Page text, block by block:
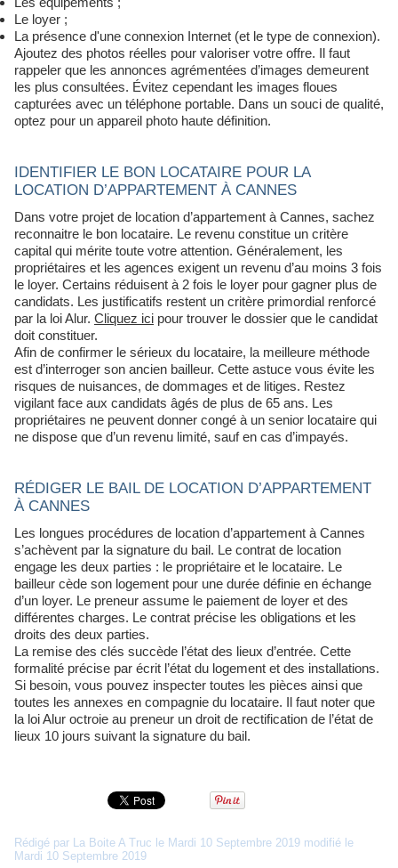
Le loyer ;
La présence d'une connexion Internet (et le type de connexion).
Ajoutez des photos réelles pour valoriser votre offre. Il faut
rappeler que les annonces agrémentées d’images demeurent
les plus consultées. Évitez cependant les images floues
capturées avec un téléphone portable. Dans un souci de qualité,
optez pour un appareil photo haute définition.
IDENTIFIER LE BON LOCATAIRE POUR LA
LOCATION D’APPARTEMENT À CANNES
Dans votre projet de location d’appartement à Cannes, sachez
reconnaitre le bon locataire. Le revenu constitue un critère
capital qui mérite toute votre attention. Généralement, les
propriétaires et les agences exigent un revenu d’au moins 3 fois
le loyer. Certains réduisent à 2 fois le loyer pour gagner plus de
candidats. Les justificatifs restent un critère primordial renforcé
par la loi Alur. Cliquez ici pour trouver le dossier que le candidat
doit constituer.
Afin de confirmer le sérieux du locataire, la meilleure méthode
est d’interroger son ancien bailleur. Cette astuce vous évite les
risques de nuisances, de dommages et de litiges. Restez
vigilant face aux candidats âgés de plus de 65 ans. Les
propriétaires ne peuvent donner congé à un senior locataire qui
ne dispose que d’un revenu limité, sauf en cas d’impayés.
RÉDIGER LE BAIL DE LOCATION D’APPARTEMENT
À CANNES
Les longues procédures de location d’appartement à Cannes
s’achèvent par la signature du bail. Le contrat de location
engage les deux parties : le propriétaire et le locataire. Le
bailleur cède son logement pour une durée définie en échange
d’un loyer. Le preneur assume le paiement de loyer et des
différentes charges. Le contrat précise les obligations et les
droits des deux parties.
La remise des clés succède l’état des lieux d’entrée. Cette
formalité précise par écrit l’état du logement et des installations.
Si besoin, vous pouvez inspecter toutes les pièces ainsi que
toutes les annexes en compagnie du locataire. Il faut noter que
la loi Alur octroie au preneur un droit de rectification de l’état de
lieux 10 jours suivant la signature du bail.
Rédigé par La Boite A Truc le Mardi 10 Septembre 2019 modifié le
Mardi 10 Septembre 2019